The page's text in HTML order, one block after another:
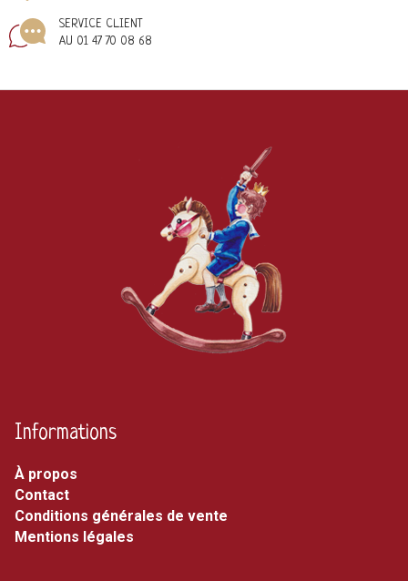
SERVICE CLIENT
AU 01 47 70 08 68
Informations
À propos
Contact
Conditions générales de vente
Mentions légales